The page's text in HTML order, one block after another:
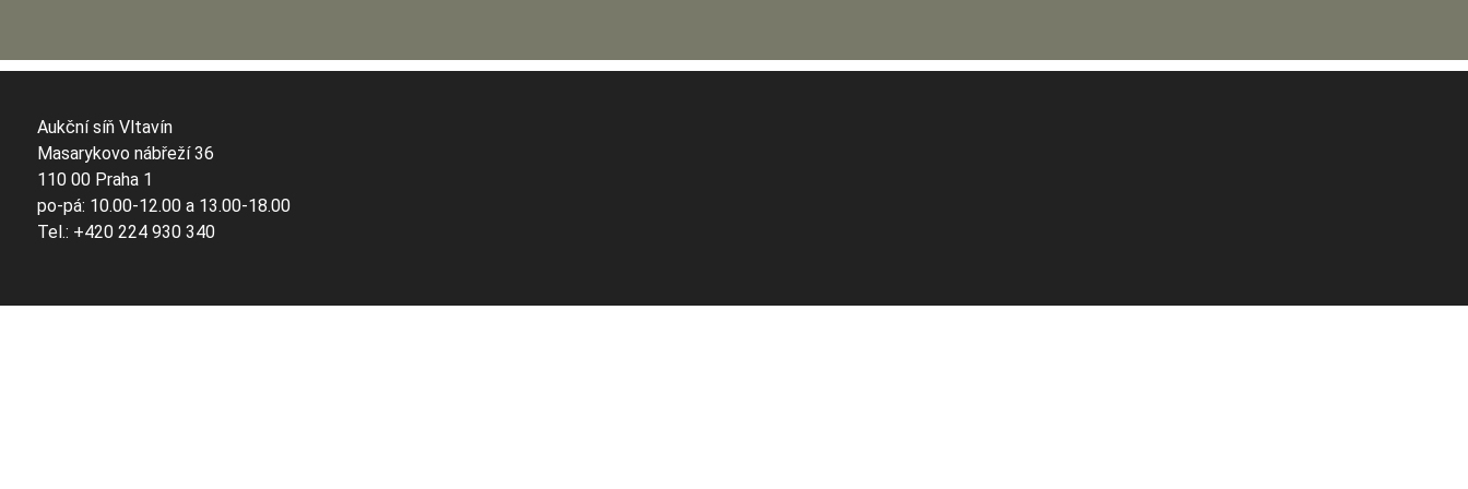
Aukční síň Vltavín
Masarykovo nábřeží 36
110 00 Praha 1
po-pá: 10.00-12.00 a 13.00-18.00
Tel.: +420 224 930 340